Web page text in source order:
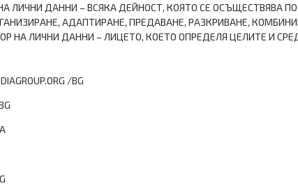
ЛИЧНИ ДАННИ – ВСЯКА ДЕЙНОСТ, КОЯТО СЕ ОСЪЩЕСТВЯВА
АДАПТИРАНЕ, ПРЕДАВАНЕ, РАЗКРИВАНЕ,
НА ЛИЧНИ ДАННИ – ЛИЦЕТО, КОЕТО ОПРЕДЕЛЯ ЦЕЛИТЕ И
/BG